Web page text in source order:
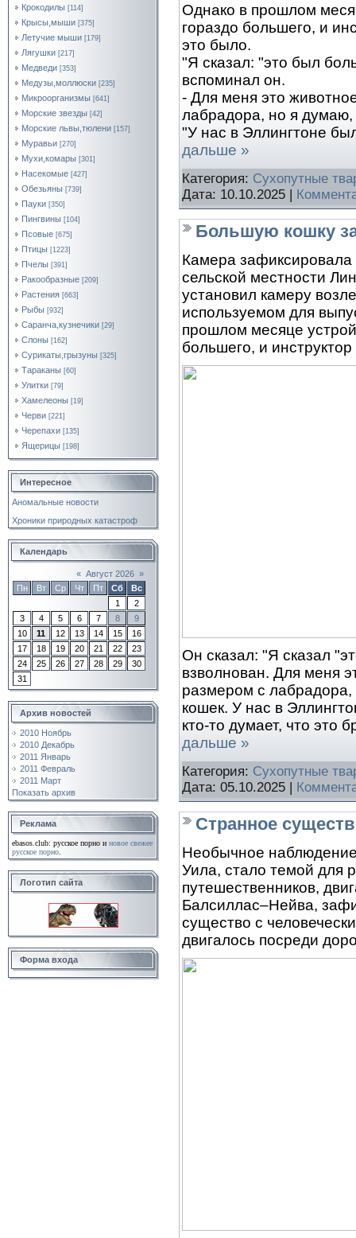
Крокодилы [114]
Крысы,мыши [375]
Летучие мыши [179]
Лягушки [217]
Медведи [353]
Медузы,моллюски [235]
Микроорганизмы [641]
Морские звезды [42]
Морские львы,тюлени [157]
Муравьи [270]
Мухи,комары [301]
Насекомые [427]
Обезьяны [739]
Пауки [350]
Пингвины [104]
Псовые [675]
Птицы [1223]
Пчелы [391]
Ракообразные [209]
Растения [663]
Рыбы [932]
Саранча,кузнечики [29]
Слоны [162]
Сурикаты,грызуны [325]
Тараканы [60]
Улитки [79]
Хамелеоны [19]
Черви [221]
Черепахи [135]
Ящерицы [198]
Интересное
Аномальные новости
Хроники природных катастроф
Календарь
« Август 2026 »
Пн
Вт Ср Чт Пт Сб
Вс
1
2
3
4 5 6 7 8
9
10
11 12 13 14 15
16
17
18 19 20 21 22
23
24
25 26 27 28 29
30
31
Архив новостей
2010 Ноябрь
2010 Декабрь
2011 Январь
2011 Февраль
2011 Март
Показать архив
Реклама
ebasos.club: русское порно и новое свежее
русское порно
Логотип сайта
Форма входа
Однако в прошлом
гораздо большего, и
это было.
"Я сказал: "это был
вспоминал он.
- Для меня это
лабрадора, но я думаю,
"У нас в Эллингтоне
дальше »
Категория: Сухопутные
Дата: 10.10.2025
Большую кошку
Камера
сельской местности
установил камеру
используемом для
прошлом месяце
большего, и
Он сказал: "Я сказал
взволнован. Для меня
размером с лабрадора,
кошек. У нас в
кто-то думает, что это
дальше »
Категория: Сухопутные
Дата: 05.10.2025
Странное
Необычное
Уила, стало темой для
путешественников,
Балсиллас–Нейва,
существо с
двигалось посреди